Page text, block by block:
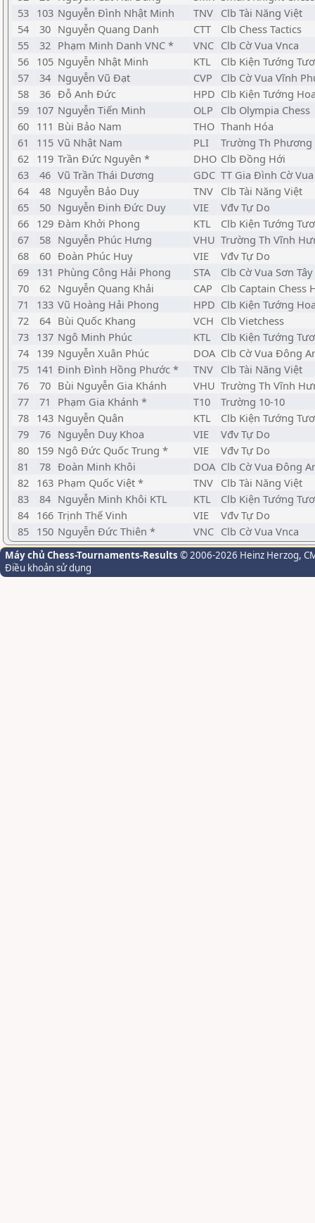
53 103 Nguyễn Đình Nhật Minh TNV Clb Tài Năng Việt
54
30 Nguyễn Quang Danh CTT
Clb Chess Tactics
55
32 Phạm Minh Danh VNC * VNC Clb Cờ Vua Vnca
56 105 Nguyễn Nhật Minh KTL
Clb Kiện Tướng
57
34 Nguyễn Vũ Đạt CVP
Clb Cờ Vua Vĩnh
58
36 Đỗ Anh Đức HPD Clb Kiện Tướng
59 107 Nguyễn Tiến Minh OLP
Clb Olympia Chess
60 111 Bùi Bảo Nam THO Thanh Hóa
61
115 Vũ Nhật Nam PLI
Trường Th Phương
62 119 Trần Đức Nguyên * DHO Clb Đồng Hới
63
46 Vũ Trần Thái Dương GDC TT Gia Đình Cờ Vua
64
48 Nguyễn Bảo Duy TNV Clb Tài Năng Việt
65
50 Nguyễn Đinh Đức Duy VIE
Vđv Tự Do
66 129 Đàm Khởi Phong KTL
Clb Kiện Tướng
67
58 Nguyễn Phúc Hưng VHU Trường Th Vĩnh
68
60 Đoàn Phúc Huy VIE
Vđv Tự Do
69 131 Phùng Công Hải Phong STA
Clb Cờ Vua Sơn Tây
70
62 Nguyễn Quang Khải CAP
Clb Captain Chess
71
133 Vũ Hoàng Hải Phong HPD Clb Kiện Tướng
72
64 Bùi Quốc Khang VCH Clb Vietchess
73 137 Ngô Minh Phúc KTL
Clb Kiện Tướng
74 139 Nguyễn Xuân Phúc DOA Clb Cờ Vua Đông
75 141 Đinh Đình Hồng Phước * TNV Clb Tài Năng Việt
76
70 Bùi Nguyễn Gia Khánh VHU Trường Th Vĩnh
77
71 Phạm Gia Khánh * T10
Trường 10-10
78 143 Nguyễn Quân KTL
Clb Kiện Tướng
79
76 Nguyễn Duy Khoa VIE
Vđv Tự Do
80 159 Ngô Đức Quốc Trung * VIE
Vđv Tự Do
81
78 Đoàn Minh Khôi DOA Clb Cờ Vua Đông
82 163 Phạm Quốc Việt * TNV Clb Tài Năng Việt
83
84 Nguyễn Minh Khôi KTL KTL
Clb Kiện Tướng
84 166 Trịnh Thế Vinh VIE
Vđv Tự Do
85 150 Nguyễn Đức Thiên * VNC Clb Cờ Vua Vnca
Máy chủ Chess-Tournaments-Results © 2006-2026 Heinz Herzog,
Điều khoản sử dụng